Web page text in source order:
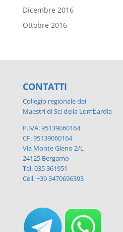
Dicembre 2016
Ottobre 2016
CONTATTI
Collegio regionale dei
Maestri di Sci della Lombardia
P.IVA: 95139060164
CF: 95139060164
Via Monte Gleno 2/L
24125 Bergamo
Tel. 035 361951
Cell. +39 3470696393